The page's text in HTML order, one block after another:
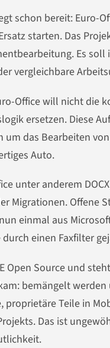
schon bereit: Euro-
starten. Das
Es soll
vergleichbare
Office will nicht die
ersetzen. Diese
das Bearbeiten
Auto.
anderem DOCX,
Migrationen. Offene
einmal aus
einen Faxfilter
Open Source und
bemängelt
Teile in
Das ist